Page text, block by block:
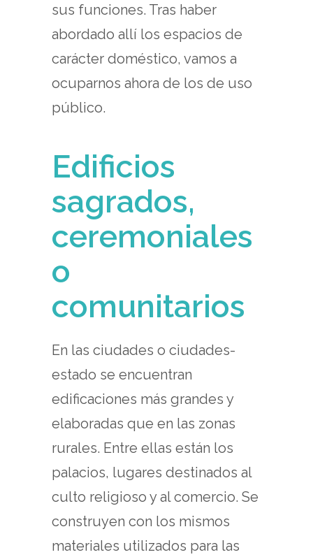
sus funciones. Tras haber
abordado allí los espacios de
carácter doméstico, vamos a
ocuparnos ahora de los de uso
público.
Edificios
sagrados,
ceremoniales
o
comunitarios
En las ciudades o ciudades-
estado se encuentran
edificaciones más grandes y
elaboradas que en las zonas
rurales. Entre ellas están los
palacios, lugares destinados al
culto religioso y al comercio. Se
construyen con los mismos
materiales utilizados para las